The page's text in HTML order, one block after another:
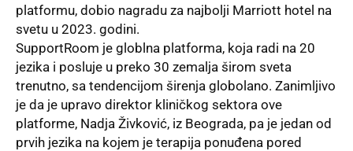
platformu, dobio nagradu za najbolji Marriott hotel na
svetu u 2023. godini.
SupportRoom je globlna platforma, koja radi na 20
jezika i posluje u preko 30 zemalja širom sveta
trenutno, sa tendencijom širenja globolano. Zanimljivo
je da je upravo direktor kliničkog sektora ove
platforme, Nadja Živković, iz Beograda, pa je jedan od
prvih jezika na kojem je terapija ponuđena pored